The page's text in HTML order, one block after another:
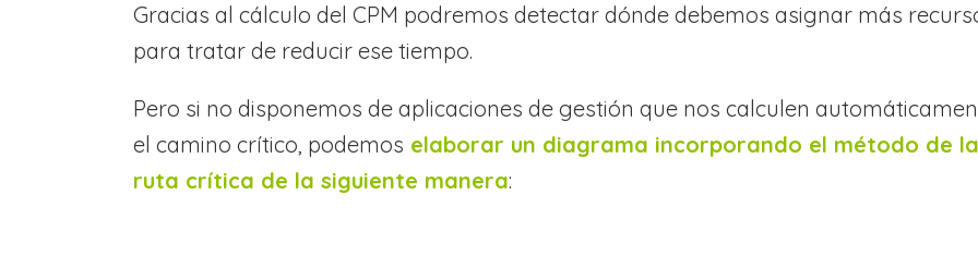
Gracias al cálculo del CPM podremos detectar dónde debemos asignar más
para tratar de reducir ese tiempo.
Pero si no disponemos de aplicaciones de gestión que nos calculen
el camino crítico, podemos elaborar un diagrama incorporando el método de la
ruta crítica de la siguiente manera: